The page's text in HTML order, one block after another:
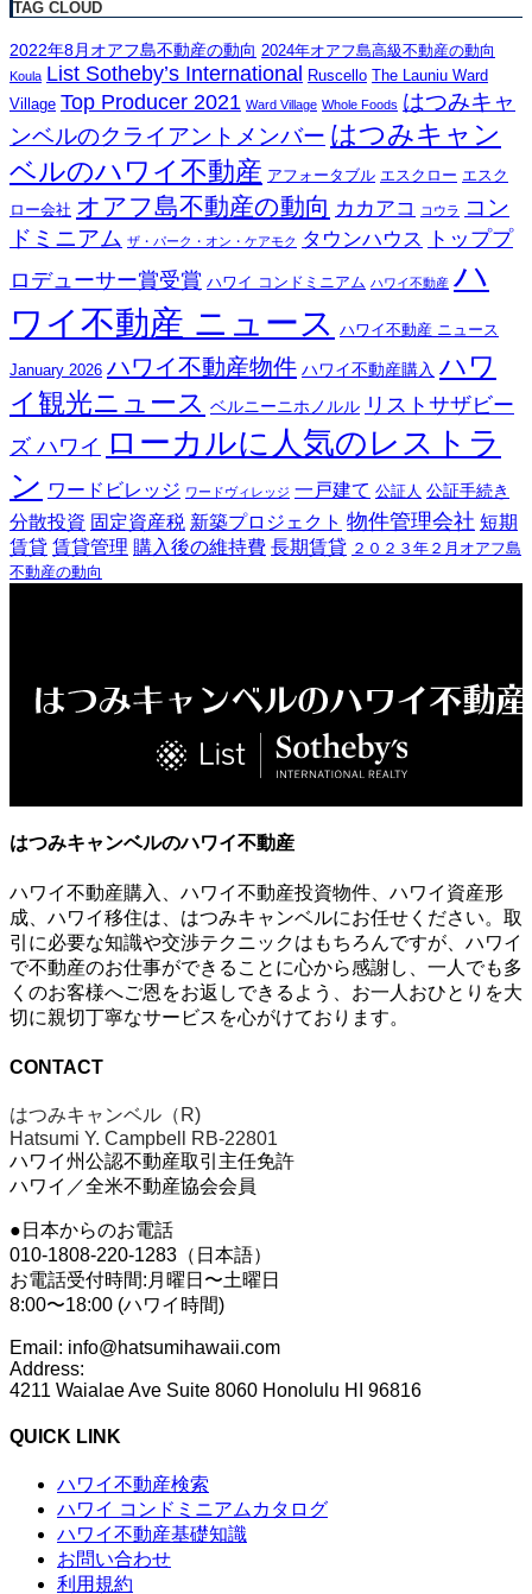
TAG CLOUD
2022年8月オアフ島不動産の動向 2024年オアフ島高級不動産の動向
Koula List Sotheby’s International Ruscello The Launiu Ward
Village Top Producer 2021 Ward Village Whole Foods はつみキャ
ンベルのクライアントメンバー はつみキャン
ベルのハワイ不動産 アフォータブル エスクロー エスク
ロー会社 オアフ島不動産の動向 カカアコ コウラ
コン
ドミニアム ザ・パーク・オン・ケアモク タウンハウス
トッププ
ロデューサー賞受賞 ハワイ コンドミニアム ハワイ不動産 ハ
ワイ不動産 ニュース
ハワイ不動産 ニュース
January 2026 ハワイ不動産物件 ハワイ不動産購入 ハワ
イ観光ニュース ベルニーニホノルル リストサザビー
ズ ハワイ ローカルに人気のレストラ
ン ワードビレッジ ワードヴィレッジ 一戸建て 公証人 公証手続き
分散投資 固定資産税 新築プロジェクト 物件管理会社 短期
賃貸 賃貸管理 購入後の維持費 長期賃貸 ２０２３年２月オアフ島
不動産の動向
はつみキャンベルのハワイ不動産
ハワイ不動産購入、ハワイ不動産投資物件、ハワイ資産形
成、ハワイ移住は、はつみキャンベルにお任せください。取
引に必要な知識や交渉テクニックはもちろんですが、ハワイ
で不動産のお仕事ができることに心から感謝し、一人でも多
くのお客様へご恩をお返しできるよう、お一人おひとりを大
切に親切丁寧なサービスを心がけております。
CONTACT
はつみキャンベル（R)
Hatsumi Y. Campbell RB-22801
ハワイ州公認不動産取引主任免許
ハワイ／全米不動産協会会員
●日本からのお電話
010-1808-220-1283（日本語）
お電話受付時間:月曜日〜土曜日
8:00〜18:00 (ハワイ時間)
Email: info@hatsumihawaii.com
Address:
4211 Waialae Ave Suite 8060 Honolulu HI 96816
QUICK LINK
ハワイ不動産検索
ハワイ コンドミニアムカタログ
ハワイ不動産基礎知識
お問い合わせ
利用規約